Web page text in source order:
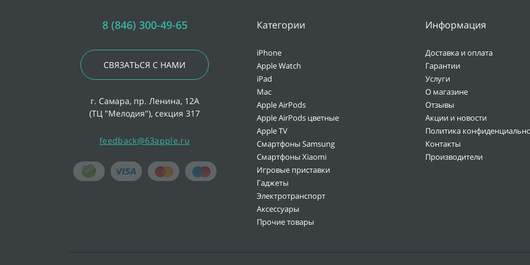
8 (846) 300-49-65
СВЯЗАТЬСЯ С НАМИ
г. Самара, пр. Ленина, 12А
(ТЦ "Мелодия"), секция 317
feedback@63apple.ru
Категории
iPhone
Apple Watch
iPad
Mac
Apple AirPods
Apple AirPods цветные
Apple TV
Смартфоны Samsung
Смартфоны Xiaomi
Игровые приставки
Гаджеты
Электротранспорт
Аксессуары
Прочие товары
Информация
Доставка и оплата
Гарантии
Услуги
О магазине
Отзывы
Акции и новости
Политика
Контакты
Производители